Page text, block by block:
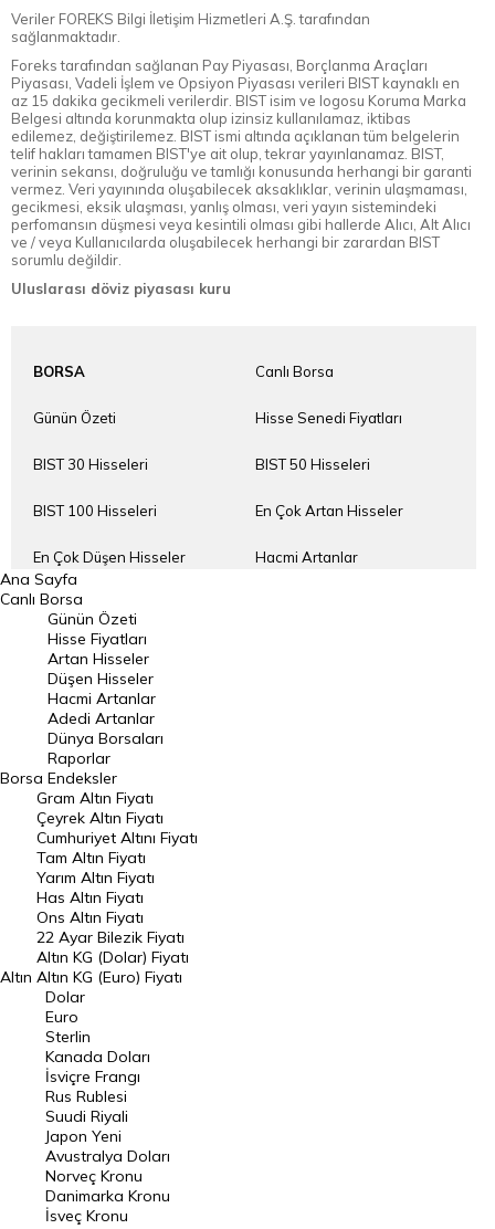
Veriler FOREKS Bilgi İletişim Hizmetleri A.Ş. tarafından
sağlanmaktadır.
Foreks tarafından sağlanan Pay Piyasası, Borçlanma Araçları
Piyasası, Vadeli İşlem ve Opsiyon Piyasası verileri BIST kaynaklı en
az 15 dakika gecikmeli verilerdir. BIST isim ve logosu Koruma Marka
Belgesi altında korunmakta olup izinsiz kullanılamaz, iktibas
edilemez, değiştirilemez. BIST ismi altında açıklanan tüm belgelerin
telif hakları tamamen BIST'ye ait olup, tekrar yayınlanamaz. BIST,
verinin sekansı, doğruluğu ve tamlığı konusunda herhangi bir garanti
vermez. Veri yayınında oluşabilecek aksaklıklar, verinin ulaşmaması,
gecikmesi, eksik ulaşması, yanlış olması, veri yayın sistemindeki
perfomansın düşmesi veya kesintili olması gibi hallerde Alıcı, Alt Alıcı
ve / veya Kullanıcılarda oluşabilecek herhangi bir zarardan BIST
sorumlu değildir.
Uluslarası döviz piyasası kuru
BORSA Canlı Borsa
Günün Özeti Hisse Senedi Fiyatları
BIST 30 Hisseleri BIST 50 Hisseleri
BIST 100 Hisseleri En Çok Artan Hisseler
En Çok Düşen Hisseler Hacmi Artanlar
Geçmiş Kapanışlar
Raporlar
DÖVİZ
Dolar Kuru
Pound Kuru
Riyal Kuru
Danimarka Kronu Kuru
Norveç Kronu Kuru
Japon Yeni Kuru
Merkez Bankası Döviz Kurları
ALTIN
Gram Altın Fiyatı
Cumhuriyet Altını Fiyatı
Ana Sayfa
Canlı Borsa
Borsa
Günün Özeti
Hisse Fiyatları
Artan Hisseler
Düşen Hisseler
Hacmi Artanlar
Adedi Artanlar
Dünya Borsaları
Raporlar
Endeksler
Altın
Gram Altın Fiyatı
Çeyrek Altın Fiyatı
Cumhuriyet Altını Fiyatı
Tam Altın Fiyatı
Yarım Altın Fiyatı
Has Altın Fiyatı
Ons Altın Fiyatı
22 Ayar Bilezik Fiyatı
Altın KG (Dolar) Fiyatı
Altın KG (Euro) Fiyatı
Dolar
Euro
Sterlin
Kanada Doları
İsviçre Frangı
Rus Rublesi
Suudi Riyali
Japon Yeni
Avustralya Doları
Norveç Kronu
Danimarka Kronu
İsveç Kronu